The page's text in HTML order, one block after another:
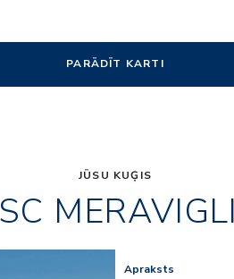
PARĀDĪT KARTI
JŪSU KUĢIS
Apraksts